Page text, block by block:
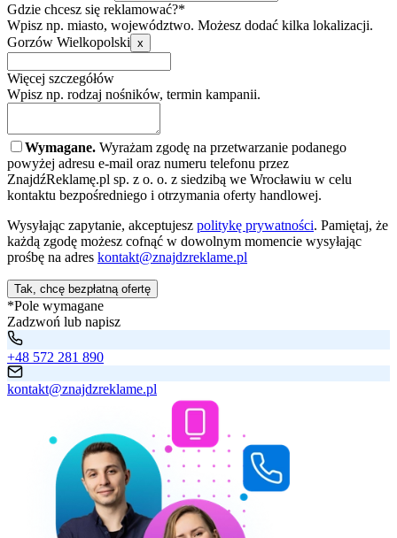
Gdzie chcesz się reklamować?*
Wpisz np. miasto, województwo. Możesz dodać kilka lokalizacji.
Gorzów Wielkopolski x
Więcej szczegółów
Wpisz np. rodzaj nośników, termin kampanii.
Wymagane. Wyrażam zgodę na przetwarzanie podanego
powyżej adresu e-mail oraz numeru telefonu przez
ZnajdźReklamę.pl sp. z o. o. z siedzibą we Wrocławiu w celu
kontaktu bezpośredniego i otrzymania oferty handlowej.
Wysyłając zapytanie, akceptujesz politykę prywatności. Pamiętaj, że
każdą zgodę możesz cofnąć w dowolnym momencie wysyłając
prośbę na adres kontakt@znajdzreklame.pl
Tak, chcę bezpłatną ofertę
*Pole wymagane
Zadzwoń lub napisz
+48 572 281 890
kontakt@znajdzreklame.pl